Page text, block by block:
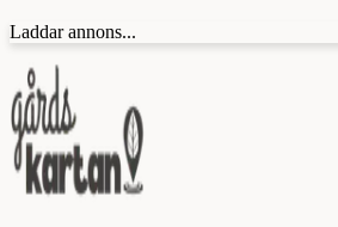
Laddar annons...